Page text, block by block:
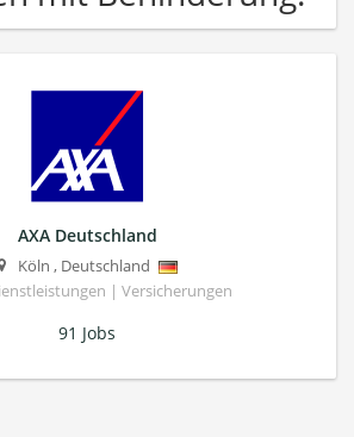
AXA Deutschland
Köln , Deutschland
| Versicherungen
91 Jobs